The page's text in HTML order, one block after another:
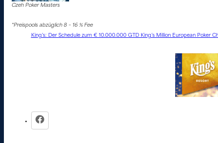
Czeh Poker Masters
*Preispools abzüglich 8 – 16 % Fee
King’s: Der Schedule zum € 10.000.000 GTD King’s Million European Poker